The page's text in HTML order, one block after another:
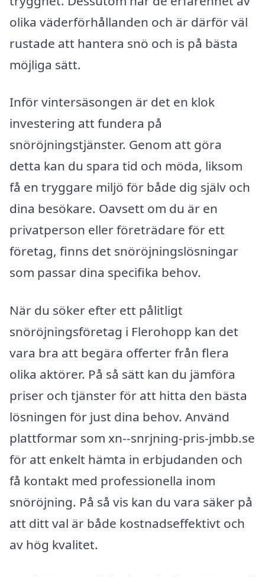
olika väderförhållanden och är därför väl
rustade att hantera snö och is på bästa
möjliga sätt.
Inför vintersäsongen är det en klok
investering att fundera på
snöröjningstjänster. Genom att göra
detta kan du spara tid och möda, liksom
få en tryggare miljö för både dig själv och
dina besökare. Oavsett om du är en
privatperson eller företrädare för ett
företag, finns det snöröjningslösningar
som passar dina specifika behov.
När du söker efter ett pålitligt
snöröjningsföretag i Flerohopp kan det
vara bra att begära offerter från flera
olika aktörer. På så sätt kan du jämföra
priser och tjänster för att hitta den bästa
lösningen för just dina behov. Använd
plattformar som xn--snrjning-pris-jmbb.se
för att enkelt hämta in erbjudanden och
få kontakt med professionella inom
snöröjning. På så vis kan du vara säker på
att ditt val är både kostnadseffektivt och
av hög kvalitet.